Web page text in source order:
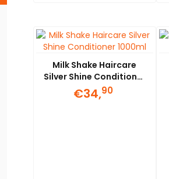
Milk Shake Haircare
Silver Shine Conditioner
1000ml
€34,90